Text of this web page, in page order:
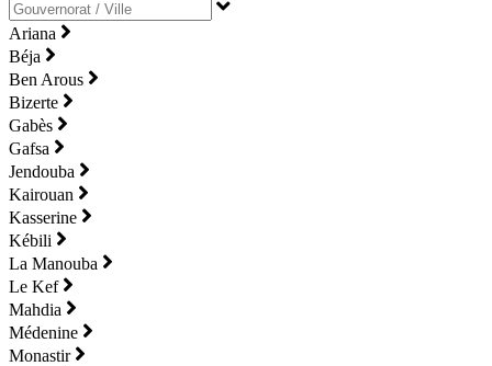
Ariana
Béja
Ben Arous
Bizerte
Gabès
Gafsa
Jendouba
Kairouan
Kasserine
Kébili
La Manouba
Le Kef
Mahdia
Médenine
Monastir